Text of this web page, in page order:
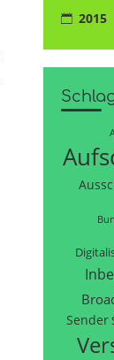
2015
Sender